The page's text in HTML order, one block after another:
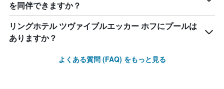
を同伴できますか？
リングホテル ツヴァイブルエッカー ホフにプールは
ありますか？
よくある質問 (FAQ) をもっと見る